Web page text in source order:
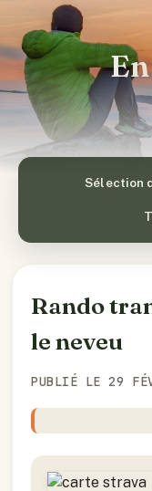
Sélection
Rando
le neveu
PUBLIÉ LE 29